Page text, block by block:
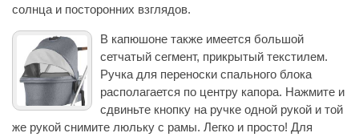
солнца и посторонних взглядов.
В капюшоне также имеется большой
сетчатый сегмент, прикрытый текстилем.
Ручка для переноски спального блока
располагается по центру капора. Нажмите и
сдвиньте кнопку на ручке одной рукой и той
же рукой снимите люльку с рамы. Легко и просто! Для